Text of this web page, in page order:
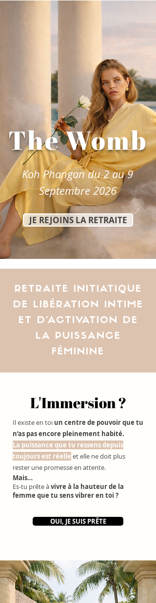
The Womb
Koh Phangan du 2 au 9
Septembre 2026
JE REJOINS LA RETRAITE
RETRAITE INITIATIQUE
DE LIBÉRATION INTIME
ET D'ACTIVATION DE
LA PUISSANCE
FÉMININE
L'Immersion ?
Il existe en toi un centre de pouvoir que tu
n’as pas encore pleinement habité.
La puissance que tu ressens depuis
toujours est réelle et elle ne doit plus
rester une promesse en attente.
Mais…
Es-tu prête àvivre à la hauteur de la
femme que tu sens vibrer en toi ?
OUI, JE SUIS PRÊTE